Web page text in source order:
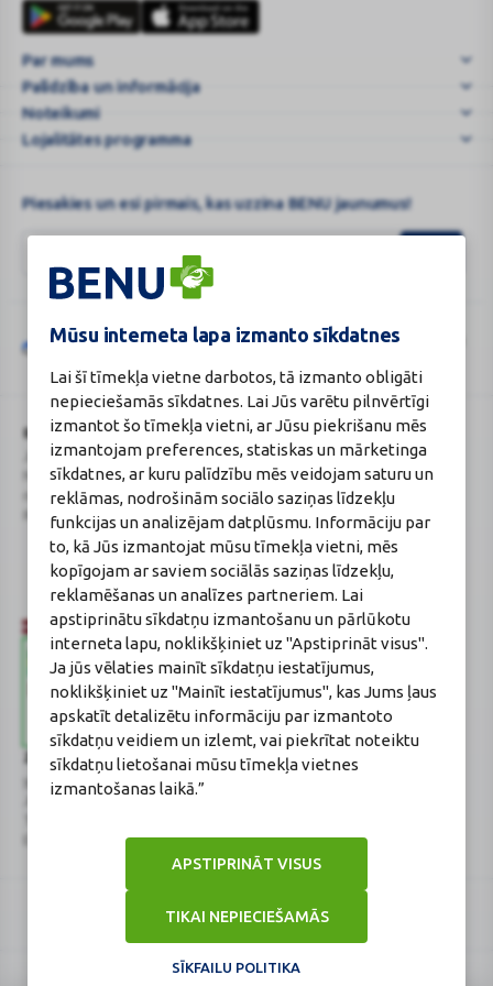
Mūsu interneta lapa izmanto sīkdatnes
Lai šī tīmekļa vietne darbotos, tā izmanto obligāti
nepieciešamās sīkdatnes. Lai Jūs varētu pilnvērtīgi
izmantot šo tīmekļa vietni, ar Jūsu piekrišanu mēs
izmantojam preferences, statiskas un mārketinga
sīkdatnes, ar kuru palīdzību mēs veidojam saturu un
reklāmas, nodrošinām sociālo saziņas līdzekļu
funkcijas un analizējam datplūsmu. Informāciju par
to, kā Jūs izmantojat mūsu tīmekļa vietni, mēs
kopīgojam ar saviem sociālās saziņas līdzekļu,
reklamēšanas un analīzes partneriem. Lai
apstiprinātu sīkdatņu izmantošanu un pārlūkotu
interneta lapu, noklikšķiniet uz "Apstiprināt visus".
Ja jūs vēlaties mainīt sīkdatņu iestatījumus,
noklikšķiniet uz "Mainīt iestatījumus", kas Jums ļaus
apskatīt detalizētu informāciju par izmantoto
sīkdatņu veidiem un izlemt, vai piekrītat noteiktu
sīkdatņu lietošanai mūsu tīmekļa vietnes
izmantošanas laikā.”
TIKAI NEPIECIEŠAMĀS
APSTIPRINĀT VISUS
SĪKFAILU POLITIKA
maska
1
gab.
|
BENU.LV
–
karte
Par mums
Palīdzība un informācija
Noteikumi
Lojalitātes programma
Piesakies un esi pirmais, kas uzzina BENU jaunumus!
Google
reCAPTCHA
Šo vietni aizsargā „reCAPTCHA“, un uz to attiecas „Google“
BENU Aptieka Latvija, SIA
Juridiskā adrese / Faktiskā adrese:
Noliktavu iela 5, Dreiliņi, Stopiņu
novads, LV-2130
Reģistrācijas Nr.: 40003252167
Licence
Licences numurs: A00010
E-aptiekas kontakti
Aptiekas vadītāja:
Sertificēta farmaceite: Jeļena
Gončarova
Reģistrācijas Nr.: F-0834
Sertifikāta Nr.: 215.2025
Zāļu valsts aģentūra
www.zva.gov.lv
Jersikas iela 15, Rīga
E-pasts: info@zva.gov.lv
Veselības inspekcija
E-pasts: vi@vi.gov.lv